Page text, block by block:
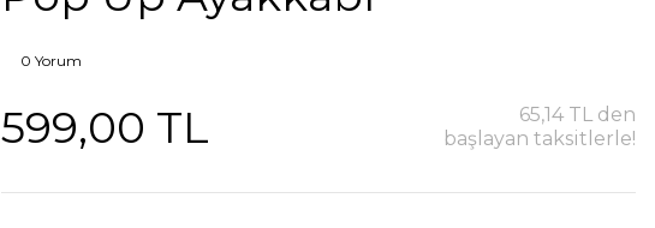
0 Yorum
599,00 TL
65,14 TL den
başlayan taksitlerle!